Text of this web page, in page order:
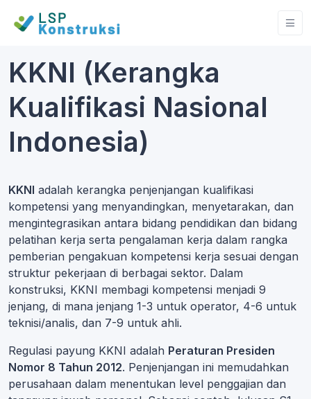
KKNI (Kerangka
Kualifikasi Nasional
Indonesia)
KKNI adalah kerangka penjenjangan kualifikasi
kompetensi yang menyandingkan, menyetarakan, dan
mengintegrasikan antara bidang pendidikan dan bidang
pelatihan kerja serta pengalaman kerja dalam rangka
pemberian pengakuan kompetensi kerja sesuai dengan
struktur pekerjaan di berbagai sektor. Dalam
konstruksi, KKNI membagi kompetensi menjadi 9
jenjang, di mana jenjang 1-3 untuk operator, 4-6 untuk
teknisi/analis, dan 7-9 untuk ahli.
Regulasi payung KKNI adalah Peraturan Presiden
Nomor 8 Tahun 2012. Penjenjangan ini memudahkan
perusahaan dalam menentukan level penggajian dan